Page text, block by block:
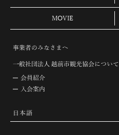
MOVIE
事業者のみなさまへ
一般社団法人 越前市観光協会について
会員紹介
入会案内